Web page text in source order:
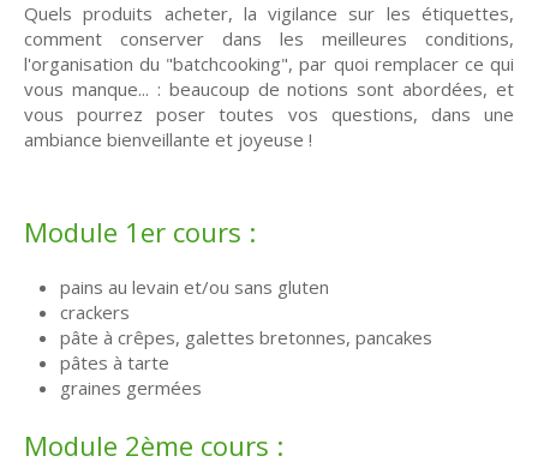
Quels produits acheter, la vigilance sur les étiquettes,
comment conserver dans les meilleures conditions,
l'organisation du "batchcooking", par quoi remplacer ce qui
vous manque... : beaucoup de notions sont abordées, et
vous pourrez poser toutes vos questions, dans une
ambiance bienveillante et joyeuse !
Module 1er cours :
pains au levain et/ou sans gluten
crackers
pâte à crêpes, galettes bretonnes, pancakes
pâtes à tarte
graines germées
Module 2ème cours :